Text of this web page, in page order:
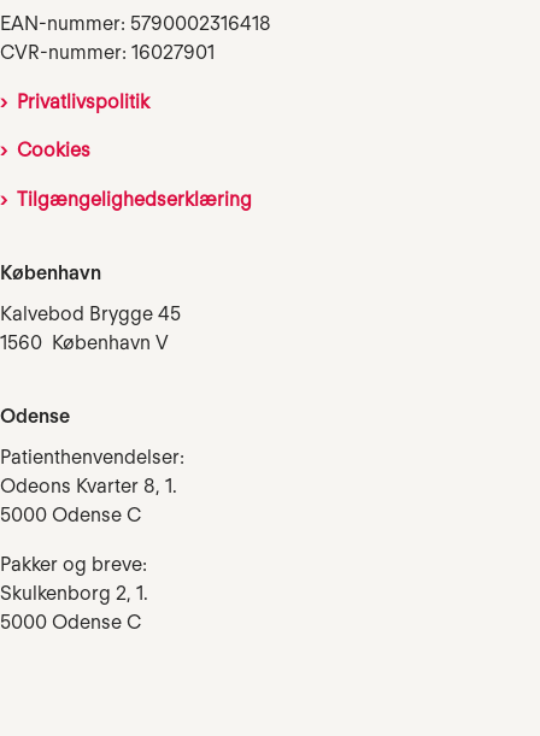
EAN-nummer: 5790002316418
CVR-nummer: 16027901
Privatlivspolitik
Cookies
Tilgængelighedserklæring
København
Kalvebod Brygge 45
1560 København V
Odense
Patienthenvendelser:
Odeons Kvarter 8, 1.
5000 Odense C
Pakker og breve:
Skulkenborg 2, 1.
5000 Odense C